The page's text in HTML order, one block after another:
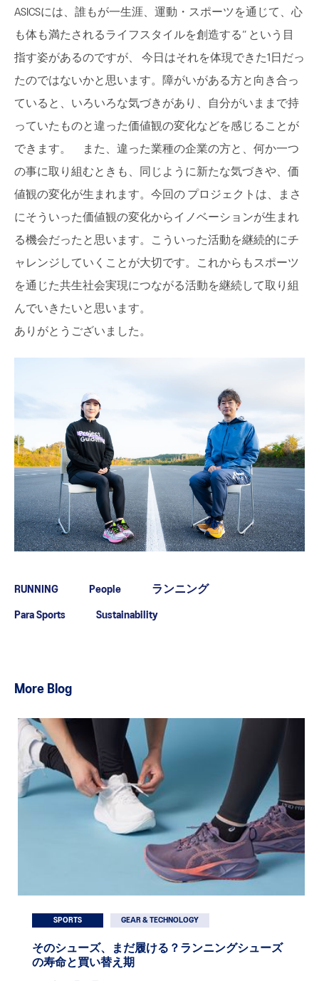
ASICSには、誰もが一生涯、運動・スポーツを通じて、心
も体も満たされるライフスタイルを創造する” という目
指す姿があるのですが、 今日はそれを体現できた1日だっ
たのではないかと思います。障がいがある方と向き合っ
ていると、いろいろな気づきがあり、自分がいままで持
っていたものと違った価値観の変化などを感じることが
できます。 また、違った業種の企業の方と、何か一つ
の事に取り組むときも、同じように新たな気づきや、価
値観の変化が生まれます。今回の プロジェクトは、まさ
にそういった価値観の変化からイノベーションが生まれ
る機会だったと思います。こういった活動を継続的にチ
ャレンジしていくことが大切です。これからもスポーツ
を通じた共生社会実現につながる活動を継続して取り組
んでいきたいと思います。
ありがとうございました。
RUNNING People ランニング
Para Sports Sustainability
More Blog
SPORTS GEAR & TECHNOLOGY
そのシューズ、まだ履ける？ランニングシューズ
の寿命と買い替え期